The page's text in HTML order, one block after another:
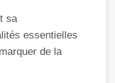
sa
essentielles
de la